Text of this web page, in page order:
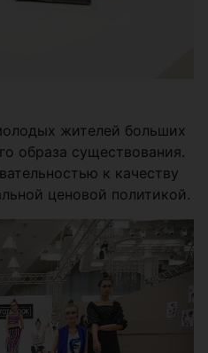
жителей больших
образа существования.
к качеству
ценовой политикой.